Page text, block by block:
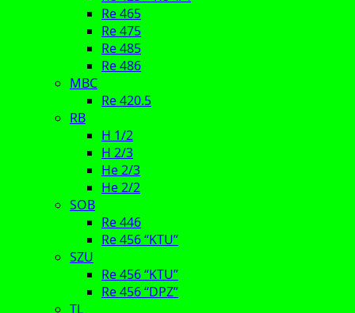
Re 465
Re 475
Re 485
Re 486
MBC
Re 420.5
RB
H 1/2
H 2/3
He 2/3
He 2/2
SOB
Re 446
Re 456 “KTU”
SZU
Re 456 “KTU”
Re 456 “DPZ”
TL